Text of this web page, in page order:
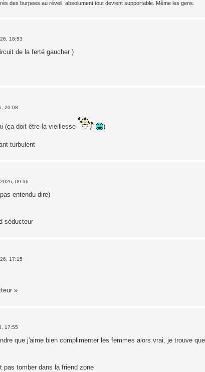
des burpees au réveil, absolument tout devient supportable. Même les gens.
18:53
de la ferté gaucher )
20:08
(ça doit être la vieillesse )
turbulent
09:36
entendu dire)
séducteur
17:15
»
17:55
que j'aime bien complimenter les femmes alors vrai, je trouve
pas tomber dans la friend zone